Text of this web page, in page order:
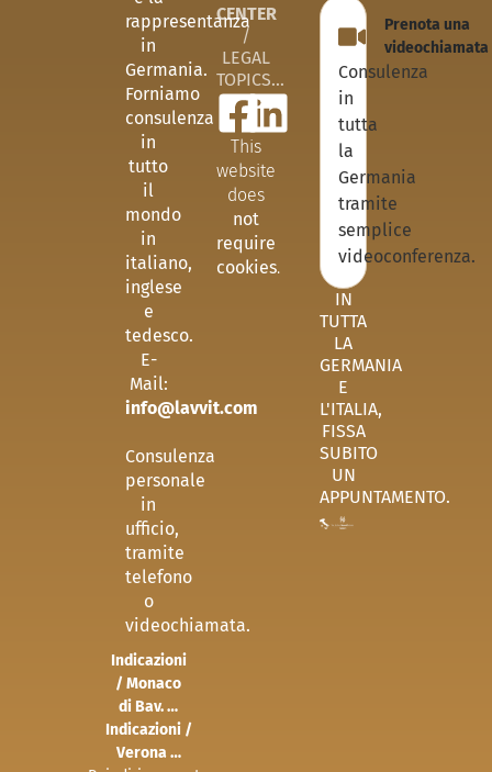
rappresentanza
in
Germania.
Forniamo
consulenza
in
tutto
il
mondo
in
italiano,
inglese
e
tedesco.
E-
Mail:
info@lavvit.com
Consulenza
personale
in
ufficio,
tramite
telefono
o
videochiamata.
Indicazioni
/ Monaco
di Bav. …
Indicazioni /
Verona …
CENTER
/
LEGAL
TOPICS...
This
website
does
not
require
cookies.
Prenota una
videochiamata
Consulenza
in
tutta
la
Germania
tramite
semplice
videoconferenza.
IN
TUTTA
LA
GERMANIA
E
L'ITALIA,
FISSA
SUBITO
UN
APPUNTAMENTO.